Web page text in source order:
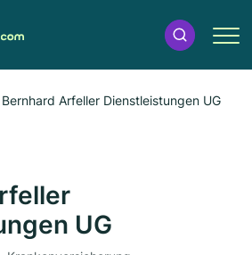
Bernhard Arfeller Dienstleistungen UG
UG